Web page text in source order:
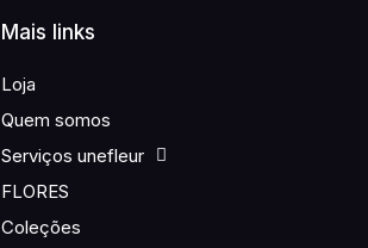
Mais links
Loja
Quem somos
Serviços unefleur
FLORES
Coleções